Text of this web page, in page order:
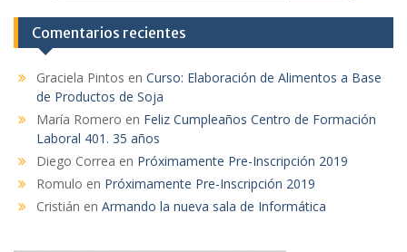
Comentarios recientes
Graciela Pintos en Curso: Elaboración de Alimentos a Base
de Productos de Soja
María Romero en Feliz Cumpleaños Centro de Formación
Laboral 401. 35 años
Diego Correa en Próximamente Pre-Inscripción 2019
Romulo en Próximamente Pre-Inscripción 2019
Cristián en Armando la nueva sala de Informática